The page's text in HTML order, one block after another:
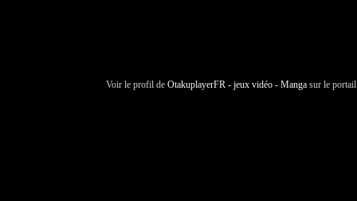
Voir le profil de OtakuplayerFR - jeux vidéo - Manga sur le